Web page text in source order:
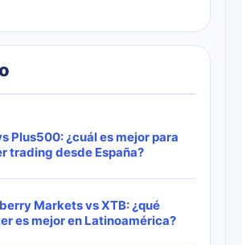
Plus500: ¿cuál es mejor para
trading desde España?
Markets vs XTB: ¿qué
es mejor en Latinoamérica?